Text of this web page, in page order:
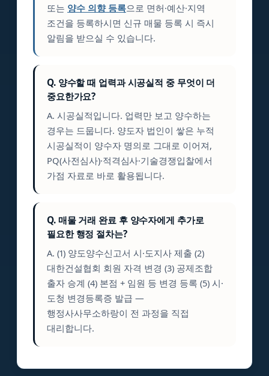
또는 양수 의향 등록으로 면허·예산·지역
조건을 등록하시면 신규 매물 등록 시 즉시
알림을 받으실 수 있습니다.
Q. 양수할 때 업력과 시공실적 중 무엇이 더
중요한가요?
A. 시공실적입니다. 업력만 보고 양수하는
경우는 드뭅니다. 양도자 법인이 쌓은 누적
시공실적이 양수자 명의로 그대로 이어져,
PQ(사전심사)·적격심사·기술경쟁입찰에서
가점 자료로 바로 활용됩니다.
Q. 매물 거래 완료 후 양수자에게 추가로
필요한 행정 절차는?
A. (1) 양도양수신고서 시·도지사 제출 (2)
대한건설협회 회원 자격 변경 (3) 공제조합
출자 승계 (4) 본점 + 임원 등 변경 등록 (5) 시·
도청 변경등록증 발급 —
행정사사무소하랑이 전 과정을 직접
대리합니다.